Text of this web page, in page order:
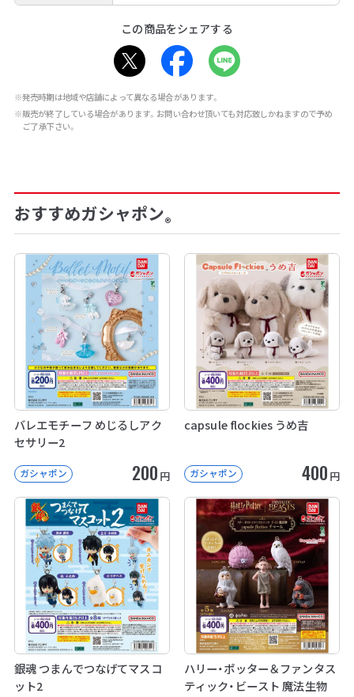
この商品をシェアする
※発売時期は地域や店舗によって異なる場合があります。
※販売が終了している場合があります。お問い合わせ頂いても対応致しかねますので予め
ご了承下さい。
おすすめガシャポン®
バレエモチーフ めじるしアク
セサリー2
ガシャポン 200 円
capsule flockies うめ吉
ガシャポン 400 円
銀魂 つまんでつなげてマスコ
ット2
ハリー・ポッター＆ファンタス
ティック・ビースト 魔法生物